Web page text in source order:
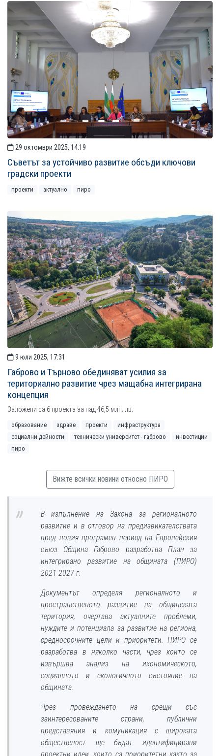
29 октомври 2025, 14:19
Съветът за устойчиво развитие обсъди ключови
градски проекти
проекти актуално пиро
9 юли 2025, 17:31
Габрово и Търново обединяват усилия за
териториално развитие чрез мащабна интегрирана
концепция
Заложени са 6 проекта за над 46,5 млн. лв.
образование здраве проекти
инфраструктура
социални дейности
технически университет - габрово
инвестиции
пиро
Вижте всички новини относно ПИРО
В изпълнение на Закона за регионалното
развитие и в отговор на предизвикателствата
пред новия програмен период на Европейския
съюз Община Габрово разработва План за
интегрирано развитие на общината (ПИРО)
2021-2027 г.
Документът определя регионалното и
пространственото развитие на общинската
територия, очертава актуалните проблеми,
нуждите и потенциала за развитие на региона,
средносрочните цели и приоритети. ПИРО се
разработва в няколко части, чрез които се
извършва анализ на икономическото,
социалното и екологичното състояние на
общината.
Чрез провеждането на срещи със
заинтересованите страни, публични
представяния и комуникация с широката
общественост ще бъдат идентифицирани